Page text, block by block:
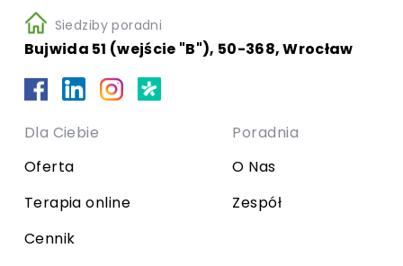
Siedziby poradni
Bujwida 51 (wejście "B"), 50-368, Wrocław
Dla Ciebie
Oferta
Terapia online
Cennik
Poradnia
O Nas
Zespół